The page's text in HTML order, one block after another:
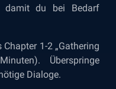
damit du bei Bedarf
1-2 „Gathering
Überspringe
Dialoge.